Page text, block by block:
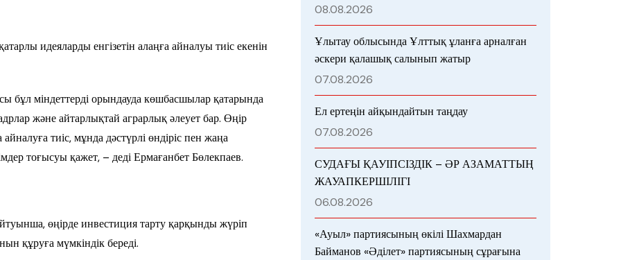
идеяларды енгізетін алаңға айналуы тиіс екенін
бұл міндеттерді орындауда көшбасшылар қатарында
және айтарлықтай аграрлық әлеует бар. Өңір
тиіс, мұнда дәстүрлі өндіріс пен жаңа
тоғысуы қажет, – деді Ермағанбет Бөлекпаев.
өңірде инвестиция тарту қарқынды жүріп
құруға мүмкіндік береді.
08.08.2026
Ұлытау облысында Ұлттық ұланға арналған
әскери қалашық салынып жатыр
07.08.2026
Ел ертеңін айқындайтын таңдау
07.08.2026
СУДАҒЫ ҚАУІПСІЗДІК – ӘР АЗАМАТТЫҢ
ЖАУАПКЕРШІЛІГІ
06.08.2026
«Ауыл» партиясының өкілі Шахмардан
Байманов «Әділет» партиясының сұрағына